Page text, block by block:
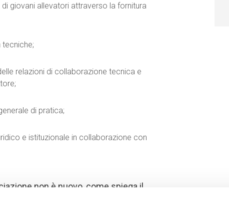
giovani allevatori attraverso la fornitura
relazioni di collaborazione tecnica e
di pratica;
e istituzionale in collaborazione con
non è nuovo, come spiega il